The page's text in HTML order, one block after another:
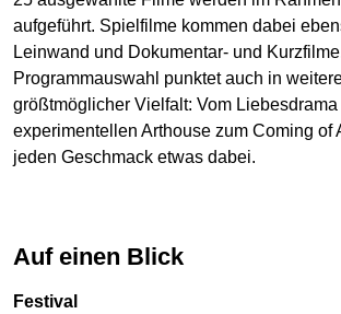
aufgeführt. Spielfilme kommen dabei
Leinwand und Dokumentar- und
Programmauswahl punktet auch in
größtmöglicher Vielfalt: Vom
experimentellen Arthouse zum Coming of
jeden Geschmack etwas dabei.
Auf einen Blick
Festival